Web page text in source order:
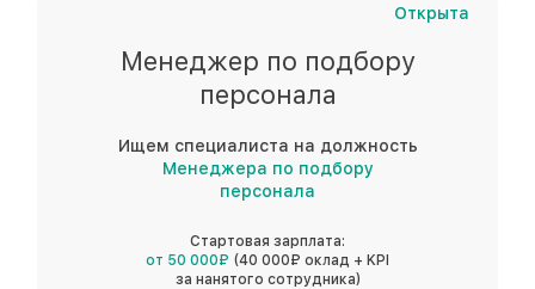
Открыта
Менеджер по подбору
персонала
Ищем специалиста на должность
Менеджера по подбору
персонала
Стартовая зарплата:
от 50 000₽ (40 000₽ оклад + KPI
за нанятого сотрудника)